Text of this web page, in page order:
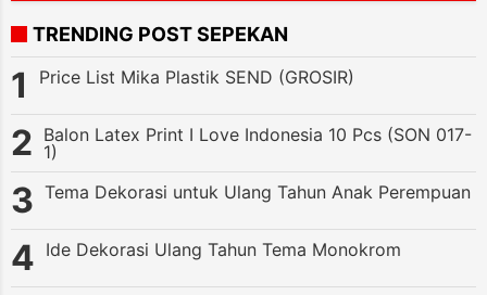
TRENDING POST SEPEKAN
Price List Mika Plastik SEND (GROSIR)
Balon Latex Print I Love Indonesia 10 Pcs (SON 017-
1)
Tema Dekorasi untuk Ulang Tahun Anak Perempuan
Ide Dekorasi Ulang Tahun Tema Monokrom